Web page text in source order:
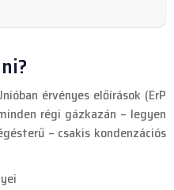
érvényes előírások (ErP
régi gázkazán – legyen
– csakis kondenzációs